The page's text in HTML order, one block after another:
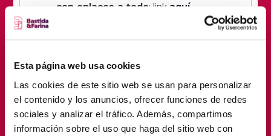
Esta página web usa cookies
Las cookies de este sitio web se usan para personalizar
el contenido y los anuncios, ofrecer funciones de redes
sociales y analizar el tráfico. Además, compartimos
información sobre el uso que haga del sitio web con
con enlaces a todo: link aquí
Cómo configurar la automatización
Cómo configurar la automatización
de "Nuevo lead en LinkedIn" en
Zapier : linkaquí
Cómo configurar la automatización
de "Nuevo lead en Google" en Zapier